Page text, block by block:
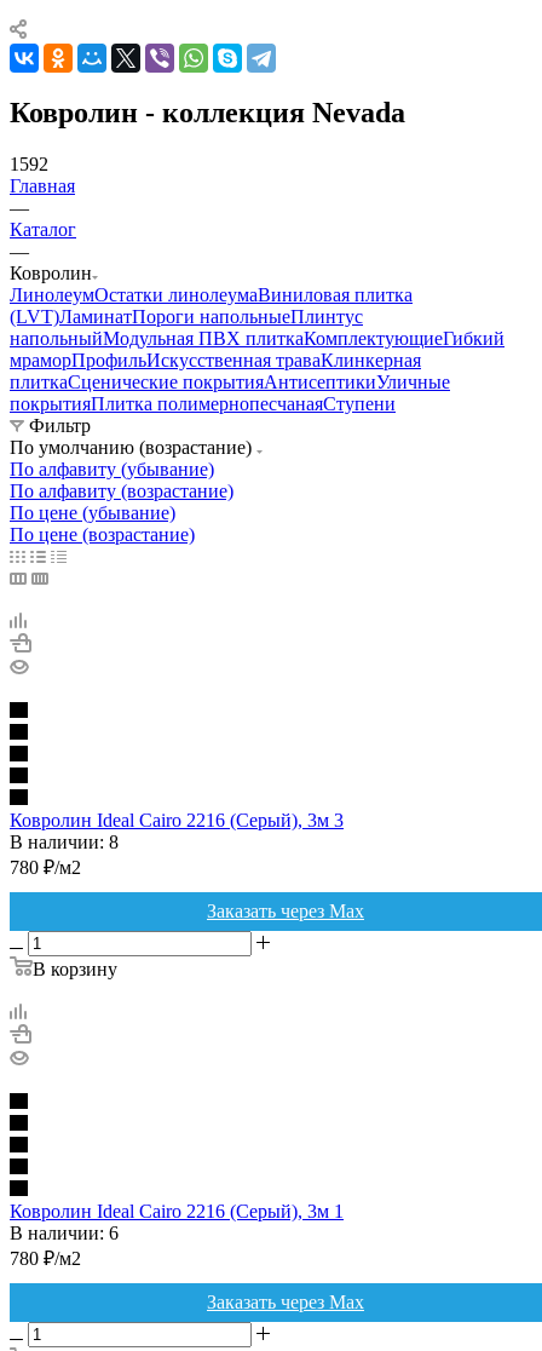
Ковролин - коллекция Nevada
1592
Главная
—
Каталог
—
Ковролин
ЛинолеумОстатки линолеумаВиниловая плитка
(LVT)ЛаминатПороги напольныеПлинтус
напольныйМодульная ПВХ плиткаКомплектующиеГибкий
мраморПрофильИскусственная траваКлинкерная
плиткаСценические покрытияАнтисептикиУличные
покрытияПлитка полимернопесчанаяСтупени
Фильтр
По умолчанию (возрастание)
По алфавиту (убывание)
По алфавиту (возрастание)
По цене (убывание)
По цене (возрастание)
Ковролин Ideal Cairo 2216 (Серый), 3м 3
В наличии: 8
780 ₽/м2
Заказать через Max
В корзину
Ковролин Ideal Cairo 2216 (Серый), 3м 1
В наличии: 6
780 ₽/м2
Заказать через Max